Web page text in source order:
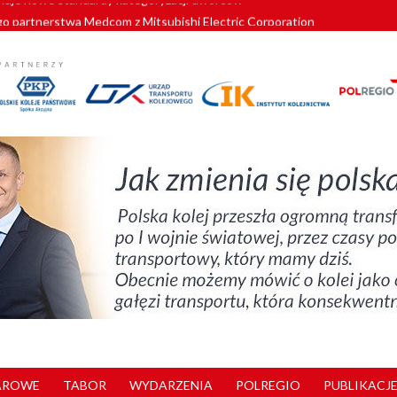
partnerstwa Medcom z Mitsubishi Electric Corporation
znów szuka dostawcy nowych EZT
kolejowych w północnej Wielkopolsce. Łatwiejsze dojazdy do pracy i
nowe standardy kategoryzacji dworców
TABOR WYDARZENIA POLREGIO